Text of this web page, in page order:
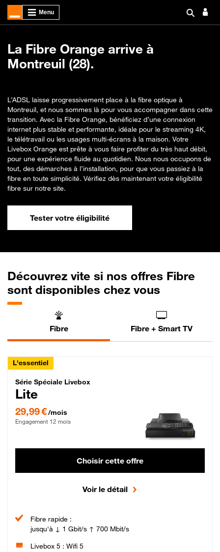
La Fibre Orange arrive à
Montreuil (28).
L’ADSL laisse progressivement place à la fibre optique à
Montreuil, et nous sommes là pour vous accompagner dans cette
transition. Avec la Fibre Orange, bénéficiez d’une connexion
internet plus stable et performante, idéale pour le streaming 4K,
le télétravail ou les usages multi-écrans à la maison. Votre
Livebox Orange est prête à vous faire profiter du très haut débit,
pour une expérience fluide au quotidien. Nous nous occupons de
tout, des démarches à l’installation, pour que vous passiez à la
fibre en toute simplicité. Vérifiez dès maintenant votre éligibilité
fibre sur notre site.
Tester votre éligibilité
Découvrez vite si nos offres Fibre
sont disponibles chez vous
Fibre Fibre + Smart TV
L'essentiel
Série Spéciale Livebox Lite Fibre
Série Spéciale Livebox
Lite
29,99 €/mois
Engagement 12 mois
Choisir cette offre
Voir le détail
Fibre rapide :
jusqu'à ↓ 1 Gbit/s ↑ 700 Mbit/s
Livebox 5 : Wifi 5